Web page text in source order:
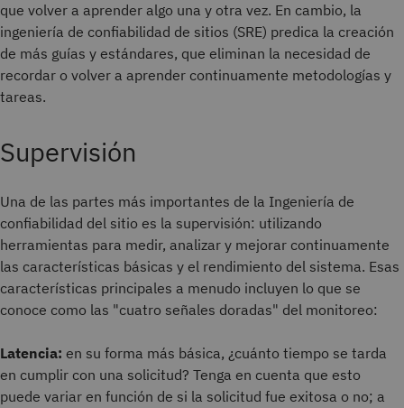
que volver a aprender algo una y otra vez. En cambio, la
ingeniería de confiabilidad de sitios (SRE) predica la creación
de más guías y estándares, que eliminan la necesidad de
recordar o volver a aprender continuamente metodologías y
tareas.
Supervisión
Una de las partes más importantes de la Ingeniería de
confiabilidad del sitio es la supervisión: utilizando
herramientas para medir, analizar y mejorar continuamente
las características básicas y el rendimiento del sistema. Esas
características principales a menudo incluyen lo que se
conoce como las "cuatro señales doradas" del monitoreo:
Latencia: en su forma más básica, ¿cuánto tiempo se tarda
en cumplir con una solicitud? Tenga en cuenta que esto
puede variar en función de si la solicitud fue exitosa o no; a